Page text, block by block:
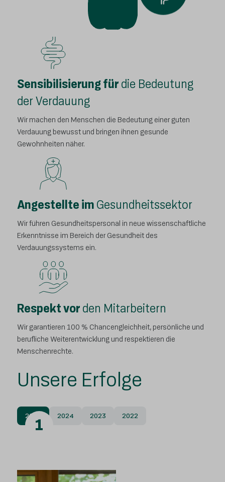
Sensibilisierung fürdie Bedeutung
der Verdauung
Wir machen den Menschen die Bedeutung einer guten
Verdauung bewusst und bringen ihnen gesunde
Gewohnheiten näher.
Angestellte im Gesundheitssektor
Wir führen Gesundheitspersonal in neue wissenschaftliche
Erkenntnisse im Bereich der Gesundheit des
Verdauungssystems ein.
Respekt vorden Mitarbeitern
Wir garantieren 100 % Chancengleichheit, persönliche und
berufliche Weiterentwicklung und respektieren die
Menschenrechte.
Unsere Erfolge
2025 2024 2023 2022
1